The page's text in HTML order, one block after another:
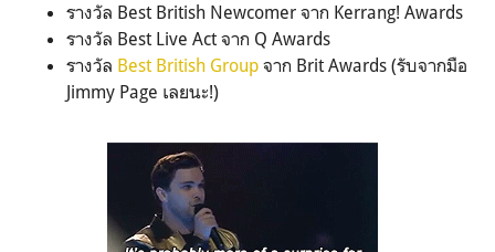
รางวัล Best British Newcomer จาก Kerrang! Awards
รางวัล Best Live Act จาก Q Awards
รางวัล Best British Group จาก Brit Awards (รับจากมือ
Jimmy Page เลยนะ!)